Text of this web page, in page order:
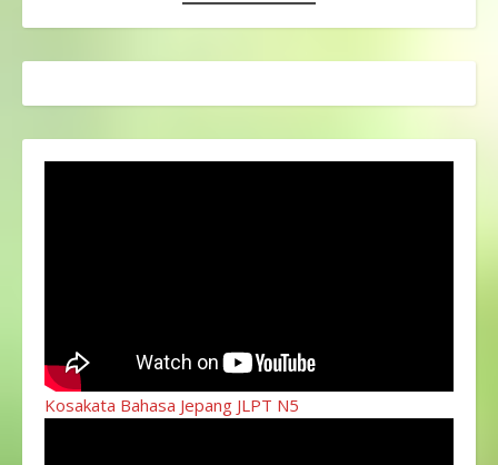
Kosakata Bahasa Jepang JLPT N5